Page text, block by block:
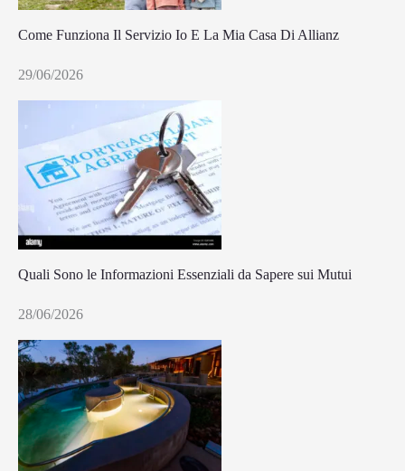
Come Funziona Il Servizio Io E La Mia Casa Di Allianz
29/06/2026
Quali Sono le Informazioni Essenziali da Sapere sui Mutui
28/06/2026